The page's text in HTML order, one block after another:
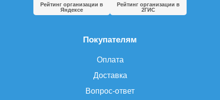
Покупателям
Оплата
Доставка
Вопрос-ответ
Рейтинг организации в
Яндексе
Рейтинг организации в
2ГИС